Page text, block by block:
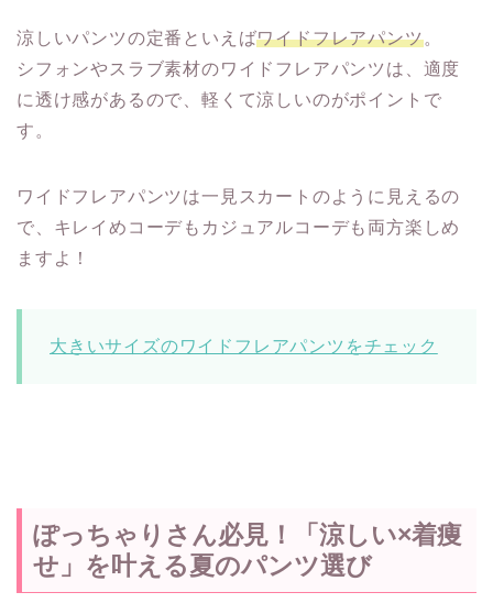
涼しいパンツの定番といえばワイドフレアパンツ。
シフォンやスラブ素材のワイドフレアパンツは、適度
に透け感があるので、軽くて涼しいのがポイントで
す。
ワイドフレアパンツは一見スカートのように見えるの
で、キレイめコーデもカジュアルコーデも両方楽しめ
ますよ！
大きいサイズのワイドフレアパンツをチェック
ぽっちゃりさん必見！「涼しい×着痩
せ」を叶える夏のパンツ選び